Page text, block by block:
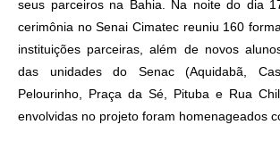
seus parceiros na Bahia. Na noite do dia
cerimônia no Senai Cimatec reuniu 160
instituições parceiras, além de novos
das unidades do Senac (Aquidabã,
Pelourinho, Praça da Sé, Pituba e Rua
envolvidas no projeto foram homenageados